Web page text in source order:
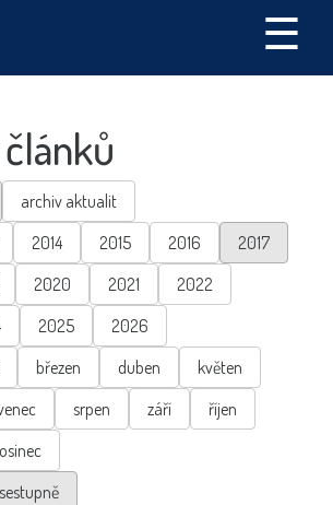
☰
archiv aktualit
2014 2015 2016
2017
2020 2021
2022
2025
2026
březen duben
květen
srpen září
říjen
sestupně